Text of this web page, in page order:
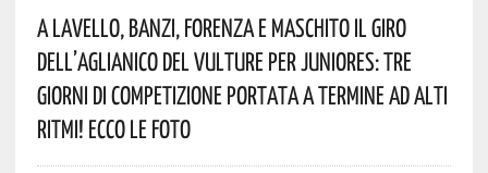
A Lavello, Banzi, Forenza E Maschito Il Giro
Dell’Aglianico Del Vulture Per Juniores: Tre
Giorni Di Competizione Portata A Termine Ad Alti
Ritmi! Ecco Le Foto